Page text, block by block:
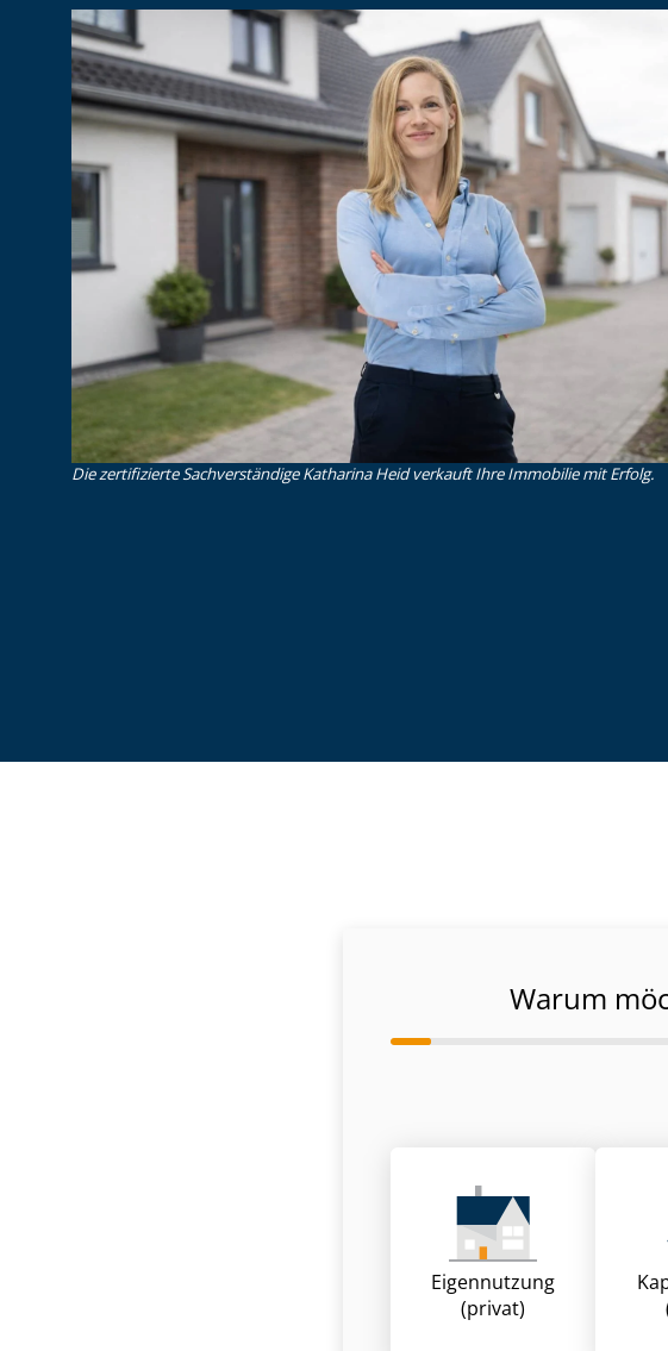
Die zertifizierte Sachverständige Katharina Heid verkauft Ihre Immobilie mit Erfolg.
Warum
Eigennutzung
(privat)